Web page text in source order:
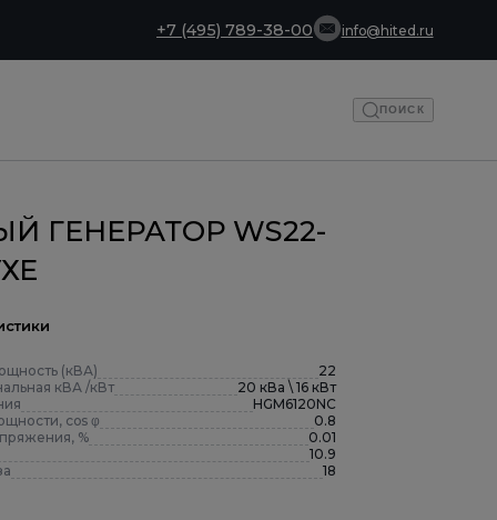
+7 (495) 789-38-00 info@hited.ru
ПОИСК
ГЕНЕРАТОР WS22-
(кВА)
22
кВА /кВт
20 кВа \ 16 кВт
HGM6120NC
cos φ
0.8
%
0.01
10.9
18